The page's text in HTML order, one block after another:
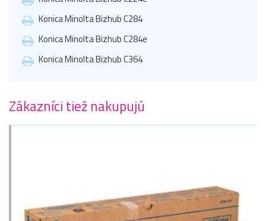
Konica Minolta Bizhub C284
Konica Minolta Bizhub C284e
Konica Minolta Bizhub C364
Zákazníci tiež nakupujú